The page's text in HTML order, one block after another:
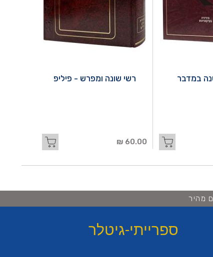
במדבר רשי שונה ומפרש - פיליפ
60.00 ₪
מהיר
ספרייתי-גיטלר